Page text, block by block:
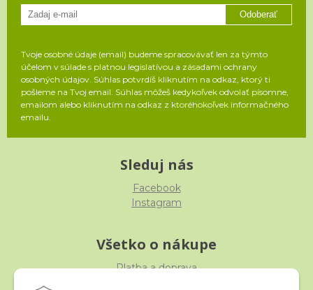
Odoberať
Tvoje osobné údaje (email) budeme spracovávať len za týmto
účelom v súlade s platnou legislatívou a zásadami ochrany
osobných údajov. Súhlas potvrdíš kliknutím na odkaz, ktorý ti
pošleme na Tvoj email. Súhlas môžeš kedykoľvek odvolať písomne,
emailom alebo kliknutím na odkaz z ktoréhokoľvek informačného
emailu.
Sleduj nás
Facebook
Instagram
Všetko o nákupe
Platba a doprava